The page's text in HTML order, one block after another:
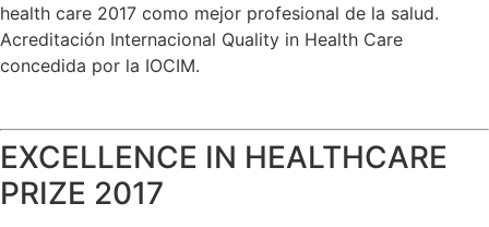
health care 2017 como mejor profesional de la salud.
Acreditación Internacional Quality in Health Care
concedida por la IOCIM.
EXCELLENCE IN HEALTHCARE
PRIZE 2017